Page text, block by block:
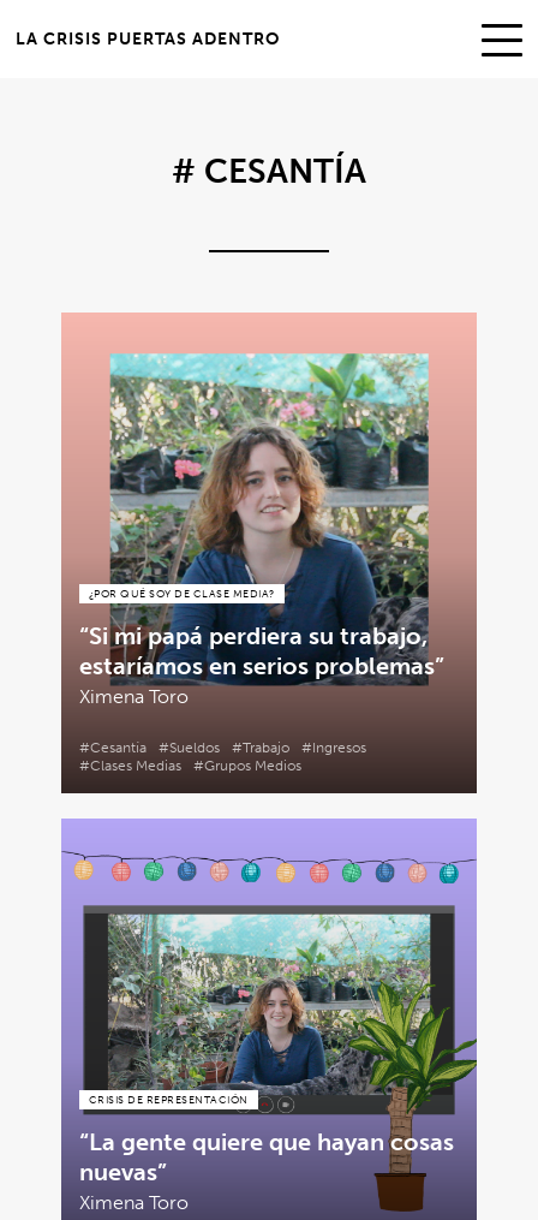
LA CRISIS PUERTAS ADENTRO
# CESANTÍA
¿POR QUÉ SOY DE CLASE MEDIA?
“Si mi papá perdiera su trabajo,
estaríamos en serios problemas”
Ximena Toro
#Cesantía #Sueldos #Trabajo
#Ingresos
#Clases Medias
#Grupos Medios
CRISIS DE REPRESENTACIÓN
“La gente quiere que hayan cosas
nuevas”
Ximena Toro